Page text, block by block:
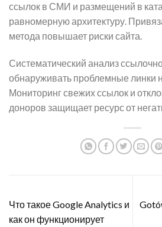
ссылок в СМИ и размещений в
равномерную архитектуру.
метода повышает риски сайта.
Систематический анализ
обнаруживать проблемные линки
Мониторинг свежих ссылок и
доноров защищает ресурс от
Что такое Google Analytics и
как он функционирует